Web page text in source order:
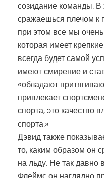
созидание команды. В
сражаешься плечом к
при этом все мы
которая имеет
всегда будет самой
имеют смирение и
«обладают
привлекает
спорта, это качество
спорта.»
Дэвид также
то, каким образом он
на льду. Не так давно